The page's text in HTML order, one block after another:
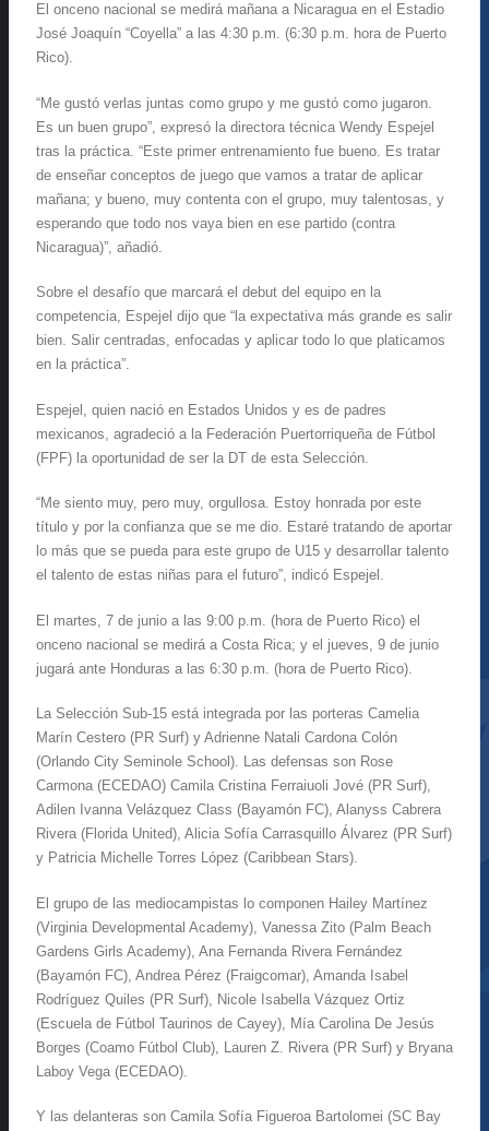
El onceno nacional se medirá mañana a Nicaragua en el Estadio
José Joaquín “Coyella” a las 4:30 p.m. (6:30 p.m. hora de Puerto
Rico).
“Me gustó verlas juntas como grupo y me gustó como jugaron.
Es un buen grupo”, expresó la directora técnica Wendy Espejel
tras la práctica. “Este primer entrenamiento fue bueno. Es tratar
de enseñar conceptos de juego que vamos a tratar de aplicar
mañana; y bueno, muy contenta con el grupo, muy talentosas, y
esperando que todo nos vaya bien en ese partido (contra
Nicaragua)”, añadió.
Sobre el desafío que marcará el debut del equipo en la
competencia, Espejel dijo que “la expectativa más grande es salir
bien. Salir centradas, enfocadas y aplicar todo lo que platicamos
en la práctica”.
Espejel, quien nació en Estados Unidos y es de padres
mexicanos, agradeció a la Federación Puertorriqueña de Fútbol
(FPF) la oportunidad de ser la DT de esta Selección.
“Me siento muy, pero muy, orgullosa. Estoy honrada por este
título y por la confianza que se me dio. Estaré tratando de aportar
lo más que se pueda para este grupo de U15 y desarrollar talento
el talento de estas niñas para el futuro”, indicó Espejel.
El martes, 7 de junio a las 9:00 p.m. (hora de Puerto Rico) el
onceno nacional se medirá a Costa Rica; y el jueves, 9 de junio
jugará ante Honduras a las 6:30 p.m. (hora de Puerto Rico).
La Selección Sub-15 está integrada por las porteras Camelia
Marín Cestero (PR Surf) y Adrienne Natali Cardona Colón
(Orlando City Seminole School). Las defensas son Rose
Carmona (ECEDAO) Camila Cristina Ferraiuoli Jové (PR Surf),
Adilen Ivanna Velázquez Class (Bayamón FC), Alanyss Cabrera
Rivera (Florida United), Alicia Sofía Carrasquillo Álvarez (PR Surf)
y Patricia Michelle Torres López (Caribbean Stars).
El grupo de las mediocampistas lo componen Hailey Martínez
(Virginia Developmental Academy), Vanessa Zito (Palm Beach
Gardens Girls Academy), Ana Fernanda Rivera Fernández
(Bayamón FC), Andrea Pérez (Fraigcomar), Amanda Isabel
Rodríguez Quiles (PR Surf), Nicole Isabella Vázquez Ortiz
(Escuela de Fútbol Taurinos de Cayey), Mía Carolina De Jesús
Borges (Coamo Fútbol Club), Lauren Z. Rivera (PR Surf) y Bryana
Laboy Vega (ECEDAO).
Y las delanteras son Camila Sofía Figueroa Bartolomei (SC Bay